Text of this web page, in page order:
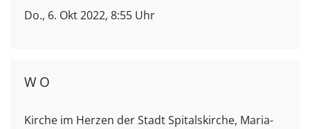
Do., 6. Okt 2022, 8:55 Uhr
WO
Kirche im Herzen der Stadt Spitalskirche, Maria-